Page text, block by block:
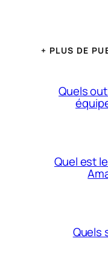
+ PLUS DE
Quels
Quel est
Quels